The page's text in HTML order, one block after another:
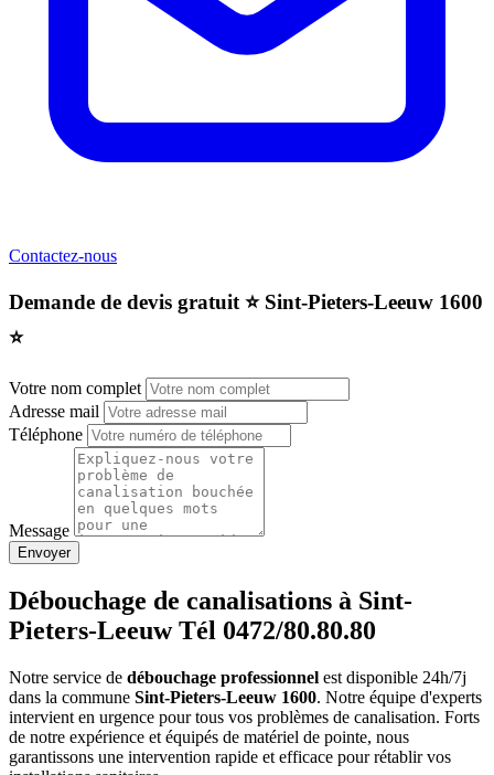
Contactez-nous
Demande de devis gratuit ⭐️ Sint-Pieters-Leeuw 1600
⭐️
Votre nom complet
Adresse mail
Téléphone
Message
Envoyer
Débouchage de canalisations à Sint-
Pieters-Leeuw Tél 0472/80.80.80
Notre service de débouchage professionnel est disponible 24h/7j
dans la commune Sint-Pieters-Leeuw 1600. Notre équipe d'experts
intervient en urgence pour tous vos problèmes de canalisation. Forts
de notre expérience et équipés de matériel de pointe, nous
garantissons une intervention rapide et efficace pour rétablir vos